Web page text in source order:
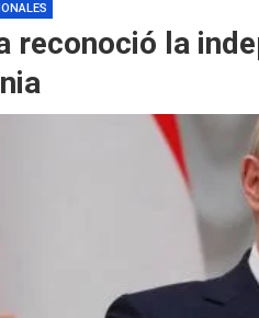
reconoció la